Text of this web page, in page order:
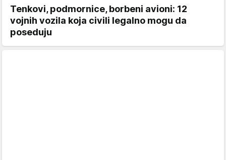
Tenkovi, podmornice, borbeni avioni: 12
vojnih vozila koja civili legalno mogu da
poseduju